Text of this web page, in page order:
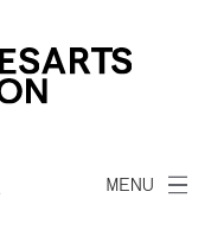
MENU